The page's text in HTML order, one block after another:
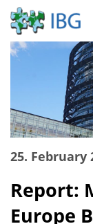
25. February
Report:
Europe